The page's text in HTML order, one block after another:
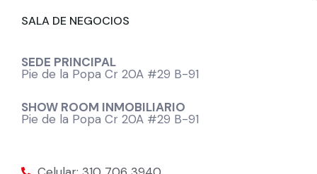
SALA DE NEGOCIOS
SEDE PRINCIPAL
Pie de la Popa Cr 20A #29 B-91
SHOW ROOM INMOBILIARIO
Pie de la Popa Cr 20A #29 B-91